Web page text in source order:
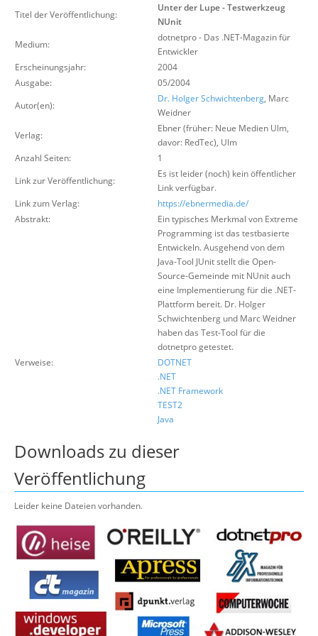
Suche
Titel der Veröffentlichung:
Unter der Lupe - Testwerkzeug
NUnit
Medium:
dotnetpro - Das .NET-Magazin für
Entwickler
Erscheinungsjahr:
2004
Ausgabe:
05/2004
Autor(en):
Dr. Holger Schwichtenberg, Marc
Weidner
Verlag:
Ebner (früher: Neue Medien Ulm,
davor: RedTec), Ulm
Anzahl Seiten:
1
Link zur Veröffentlichung:
Es ist leider (noch) kein öffentlicher
Link verfügbar.
Link zum Verlag:
https://ebnermedia.de/
Abstrakt:
Ein typisches Merkmal von Extreme
Programming ist das testbasierte
Entwickeln. Ausgehend von dem
Java-Tool JUnit stellt die Open-
Source-Gemeinde mit NUnit auch
eine Implementierung für die .NET-
Plattform bereit. Dr. Holger
Schwichtenberg und Marc Weidner
haben das Test-Tool für die
dotnetpro getestet.
Verweise:
DOTNET
.NET
.NET Framework
TEST2
Java
Downloads zu dieser
Veröffentlichung
Leider keine Dateien vorhanden.